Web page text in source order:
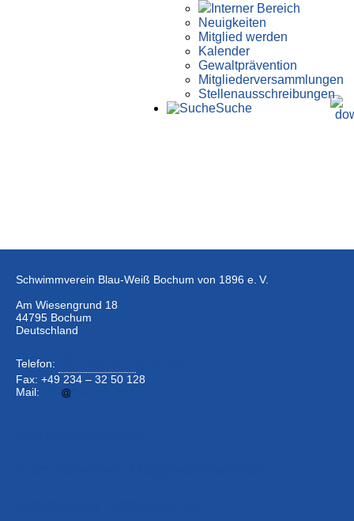
Interner Bereich
Neuigkeiten
Mitglied werden
Kalender
Gewaltprävention
Mitglieder­versammlungen
Stellen­aus­schrei­bungen
Suche
Schwimmverein Blau-Weiß Bochum von 1896 e. V.
Am Wiesengrund 18
44795 Bochum
Deutschland
Telefon:
Fax: +49 234 – 32 50 128
Mail: